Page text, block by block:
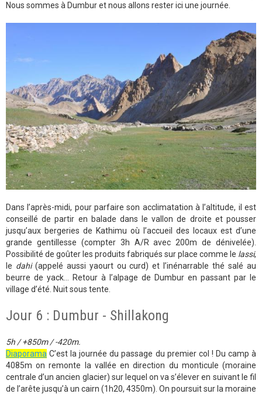
Nous sommes à Dumbur et nous allons rester ici une journée.
Dans l’après-midi, pour parfaire son acclimatation à l’altitude, il est
conseillé de partir en balade dans le vallon de droite et pousser
jusqu’aux bergeries de Kathimu où l’accueil des locaux est d’une
grande gentillesse (compter 3h A/R avec 200m de dénivelée).
Possibilité de goûter les produits fabriqués sur place comme le lassi,
le dahi (appelé aussi yaourt ou curd) et l’inénarrable thé salé au
beurre de yack… Retour à l’alpage de Dumbur en passant par le
village d’été. Nuit sous tente.
Jour 6 : Dumbur - Shillakong
5h / +850m / -420m.
Diaporama C’est la journée du passage du premier col ! Du camp à
4085m on remonte la vallée en direction du monticule (moraine
centrale d’un ancien glacier) sur lequel on va s’élever en suivant le fil
de l’arête jusqu’à un cairn (1h20, 4350m). On poursuit sur la moraine